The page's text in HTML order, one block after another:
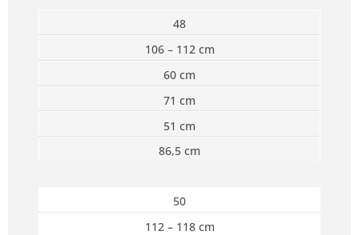
48
106 – 112 cm
60 cm
71 cm
51 cm
86,5 cm
50
112 – 118 cm